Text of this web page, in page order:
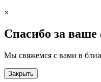
×
Спасибо за ваше
Мы свяжемся с вами в
Закрыть